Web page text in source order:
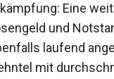
Eine
und
laufend
mit